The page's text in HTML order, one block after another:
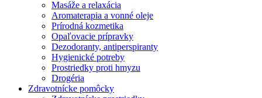
Masáže a relaxácia
Aromaterapia a vonné oleje
Prírodná kozmetika
Opaľovacie prípravky
Dezodoranty, antiperspiranty
Hygienické potreby
Prostriedky proti hmyzu
Drogéria
Zdravotnícke pomôcky